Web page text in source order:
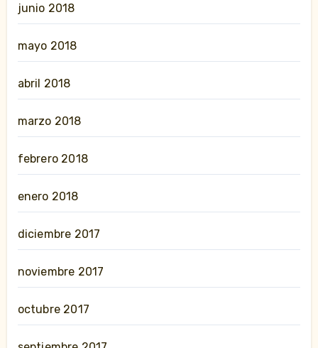
junio 2018
mayo 2018
abril 2018
marzo 2018
febrero 2018
enero 2018
diciembre 2017
noviembre 2017
octubre 2017